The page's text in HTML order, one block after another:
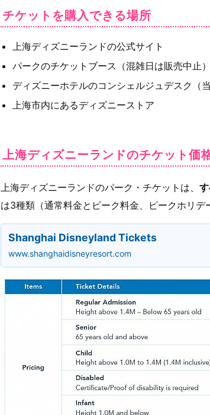
チケットを購入できる場所
上海ディズニーランドの公式サイト
パークのチケットブース（混雑日は販売中止）
ディズニーホテルのコンシェルジュデスク（
上海市内にあるディズニーストア
上海ディズニーランドのチケット価
上海ディズニーランドのパーク・チケットは、
は3種類（通常料金とピーク料金、ピークホリデ
Shanghai Disneyland Tickets
www.shanghaidisneyresort.com